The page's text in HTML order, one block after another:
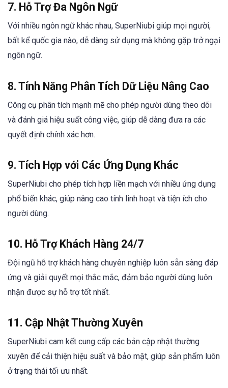
7. Hỗ Trợ Đa Ngôn Ngữ
Với nhiều ngôn ngữ khác nhau, SuperNiubi giúp mọi người,
bất kể quốc gia nào, dễ dàng sử dụng mà không gặp trở ngại
ngôn ngữ.
8. Tính Năng Phân Tích Dữ Liệu Nâng Cao
Công cụ phân tích mạnh mẽ cho phép người dùng theo dõi
và đánh giá hiệu suất công việc, giúp dễ dàng đưa ra các
quyết định chính xác hơn.
9. Tích Hợp với Các Ứng Dụng Khác
SuperNiubi cho phép tích hợp liền mạch với nhiều ứng dụng
phổ biến khác, giúp nâng cao tính linh hoạt và tiện ích cho
người dùng.
10. Hỗ Trợ Khách Hàng 24/7
Đội ngũ hỗ trợ khách hàng chuyên nghiệp luôn sẵn sàng đáp
ứng và giải quyết mọi thắc mắc, đảm bảo người dùng luôn
nhận được sự hỗ trợ tốt nhất.
11. Cập Nhật Thường Xuyên
SuperNiubi cam kết cung cấp các bản cập nhật thường
xuyên để cải thiện hiệu suất và bảo mật, giúp sản phẩm luôn
ở trạng thái tối ưu nhất.